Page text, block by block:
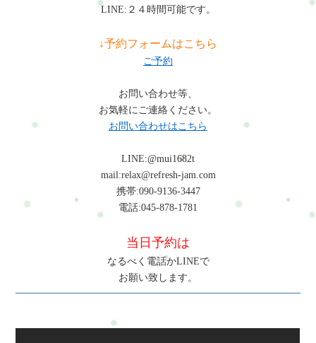
LINE:２４時間可能です。
↓予約フォームはこちら
ご予約
お問い合わせ等、
お気軽にご連絡ください。
お問い合わせはこちら
LINE:@mui1682t
mail:relax@refresh-jam.com
携帯:090-9136-3447
電話:045-878-1781
当日予約は
なるべく電話かLINEで
お願い致します。